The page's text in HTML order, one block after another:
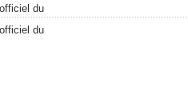
du
du